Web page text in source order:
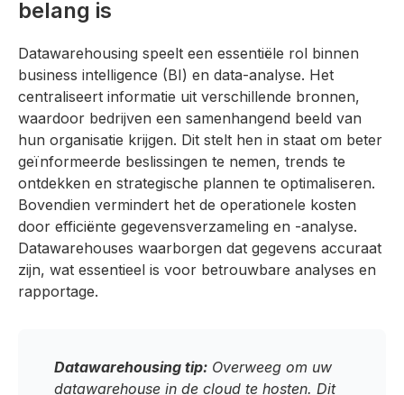
belang is
Datawarehousing speelt een essentiële rol binnen
business intelligence (BI) en data-analyse. Het
centraliseert informatie uit verschillende bronnen,
waardoor bedrijven een samenhangend beeld van
hun organisatie krijgen. Dit stelt hen in staat om beter
geïnformeerde beslissingen te nemen, trends te
ontdekken en strategische plannen te optimaliseren.
Bovendien vermindert het de operationele kosten
door efficiënte gegevensverzameling en -analyse.
Datawarehouses waarborgen dat gegevens accuraat
zijn, wat essentieel is voor betrouwbare analyses en
rapportage.
Datawarehousing tip: Overweeg om uw
datawarehouse in de cloud te hosten. Dit